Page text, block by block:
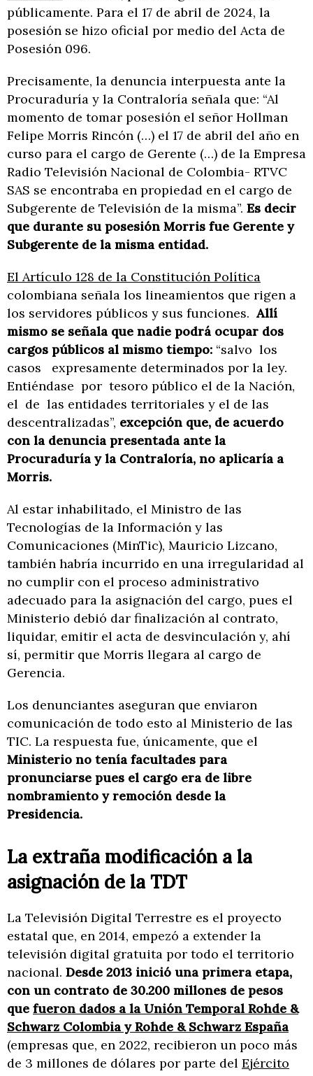
públicamente. Para el 17 de abril de 2024, la
posesión se hizo oficial por medio del Acta de
Posesión 096.
Precisamente, la denuncia interpuesta ante la
Procuraduría y la Contraloría señala que: “Al
momento de tomar posesión el señor Hollman
Felipe Morris Rincón (…) el 17 de abril del año en
curso para el cargo de Gerente (…) de la Empresa
Radio Televisión Nacional de Colombia- RTVC
SAS se encontraba en propiedad en el cargo de
Subgerente de Televisión de la misma”. Es decir
que durante su posesión Morris fue Gerente y
Subgerente de la misma entidad.
El Artículo 128 de la Constitución Política
colombiana señala los lineamientos que rigen a
los servidores públicos y sus funciones. Allí
mismo se señala que nadie podrá ocupar dos
cargos públicos al mismo tiempo: “salvo los
casos expresamente determinados por la ley.
Entiéndase por tesoro público el de la Nación,
el de las entidades territoriales y el de las
descentralizadas”, excepción que, de acuerdo
con la denuncia presentada ante la
Procuraduría y la Contraloría, no aplicaría a
Morris.
Al estar inhabilitado, el Ministro de las
Tecnologías de la Información y las
Comunicaciones (MinTic), Mauricio Lizcano,
también habría incurrido en una irregularidad al
no cumplir con el proceso administrativo
adecuado para la asignación del cargo, pues el
Ministerio debió dar finalización al contrato,
liquidar, emitir el acta de desvinculación y, ahí
sí, permitir que Morris llegara al cargo de
Gerencia.
Los denunciantes aseguran que enviaron
comunicación de todo esto al Ministerio de las
TIC. La respuesta fue, únicamente, que el
Ministerio no tenía facultades para
pronunciarse pues el cargo era de libre
nombramiento y remoción desde la
Presidencia.
La extraña modificación a la
asignación de la TDT
La Televisión Digital Terrestre es el proyecto
estatal que, en 2014, empezó a extender la
televisión digital gratuita por todo el territorio
nacional. Desde 2013 inició una primera etapa,
con un contrato de 30.200 millones de pesos
que fueron dados a la Unión Temporal Rohde &
Schwarz Colombia y Rohde & Schwarz España
(empresas que, en 2022, recibieron un poco más
de 3 millones de dólares por parte del Ejército